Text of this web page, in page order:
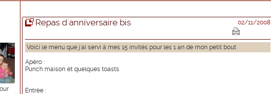
Repas d'anniversaire bis 02/11/2008
Voici le menu que j'ai servi à mes 15 invités pour les 1 an de mon petit bout
Apéro :
Punch maison et quelques toasts
Entrée :